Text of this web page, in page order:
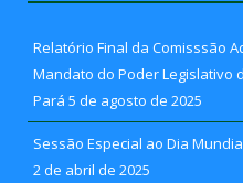
Relatório Final da Comisssão
Mandato do Poder Legislativo
Pará 5 de agosto de 2025
Sessão Especial ao Dia
2 de abril de 2025